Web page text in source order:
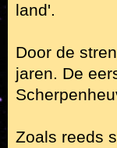
land'.
Door de
jaren. De
Zoals reeds